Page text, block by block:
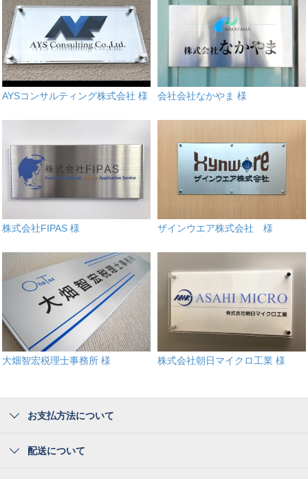
AYSコンサルティング株式会社 様 会社会社なかやま 様
株式会社FIPAS 様 ザインウエア株式会社 様
大畑智宏税理士事務所 様 株式会社朝日マイクロ工業 様
お支払方法について
配送について